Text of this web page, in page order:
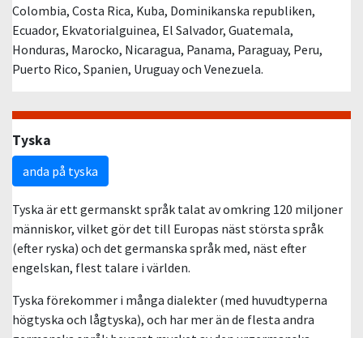
Colombia, Costa Rica, Kuba, Dominikanska republiken,
Ecuador, Ekvatorialguinea, El Salvador, Guatemala,
Honduras, Marocko, Nicaragua, Panama, Paraguay, Peru,
Puerto Rico, Spanien, Uruguay och Venezuela.
Tyska
anda på tyska
Tyska är ett germanskt språk talat av omkring 120 miljoner
människor, vilket gör det till Europas näst största språk
(efter ryska) och det germanska språk med, näst efter
engelskan, flest talare i världen.
Tyska förekommer i många dialekter (med huvudtyperna
högtyska och lågtyska), och har mer än de flesta andra